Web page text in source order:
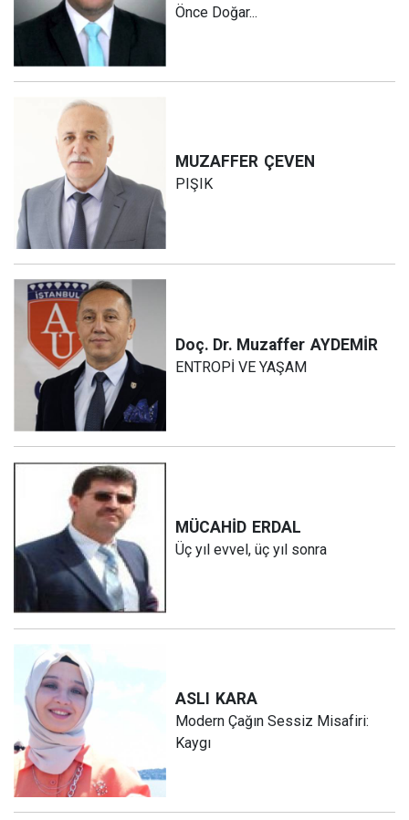
Önce Doğar...
MUZAFFER ÇEVEN
PIŞIK
Doç. Dr. Muzaffer AYDEMİR
ENTROPİ VE YAŞAM
MÜCAHİD ERDAL
Üç yıl evvel, üç yıl sonra
ASLI KARA
Modern Çağın Sessiz Misafiri:
Kaygı